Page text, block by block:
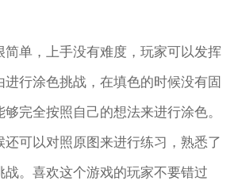
简单，上手没有难度，玩家可以发挥
进行涂色挑战，在填色的时候没有固
完全按照自己的想法来进行涂色。
还可以对照原图来进行练习，熟悉了
战。喜欢这个游戏的玩家不要错过